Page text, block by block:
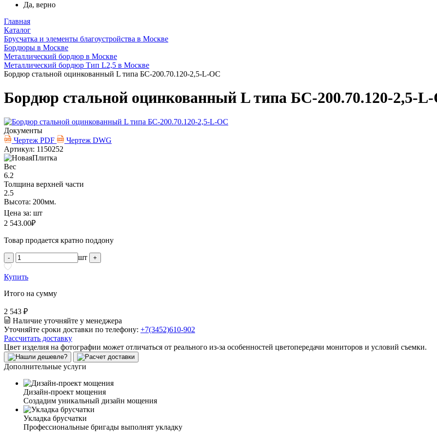
Да, верно
Главная
Каталог
Брусчатка и элементы благоустройства в Москве
Бордюры в Москве
Металлический бордюр в Москве
Металлический бордюр Тип L2,5 в Москве
Бордюр стальной оцинкованный L типа БС-200.70.120-2,5-L-ОС
Бордюр стальной оцинкованный L типа БС-200.70.120-2,5-
Документы
Чертеж PDF
Чертеж DWG
Артикул: 1150252
Вес
6.2
Толщина верхней части
2.5
Высота: 200мм.
Цена за: шт
2 543.00₽
Товар продается кратно поддону
- шт +
Купить
Итого на сумму
2 543 ₽
Наличие уточняйте у менеджера
Уточняйте сроки доставки по телефону: +7(3452)610-902
Рассчитать доставку
Цвет изделия на фотографии может отличаться от реального из-за особенностей цветопередачи мониторов и условий съемки.
Дополнительные услуги
Дизайн-проект мощения
Создадим уникальный дизайн мощения
Укладка брусчатки
Профессиональные бригады выполнят укладку